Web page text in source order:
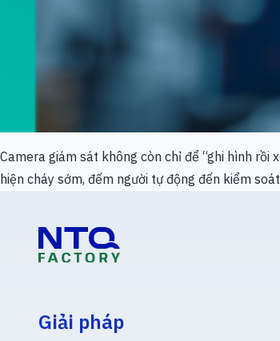
Camera giám sát không còn chỉ để “ghi hình
hiện cháy sớm, đếm người tự động đến kiểm
Giải pháp